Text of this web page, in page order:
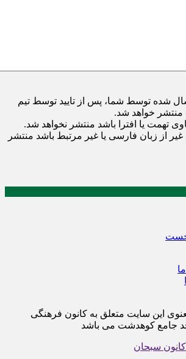
شده توسط شما، پس از تایید توسط تیم
خواهد شد.
تهمت یا افترا باشد منتشر نخواهد شد.
غیر از زبان فارسی یا غیر مرتبط باشد منتشر
این سایت متعلق به کانون فرهنگی
جامع کوهدشت می باشد
سبحان